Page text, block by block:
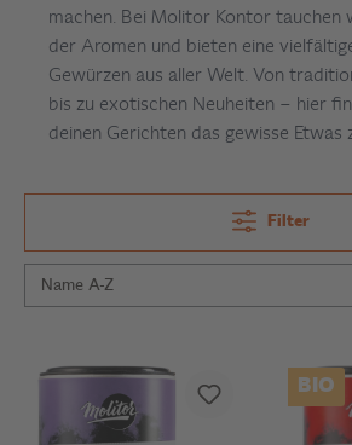
machen. Bei Molitor Kontor tauchen
der Aromen und bieten eine
Gewürzen aus aller Welt. Von
bis zu exotischen Neuheiten – hier
deinen Gerichten das gewisse Etwas
Filter
BIO